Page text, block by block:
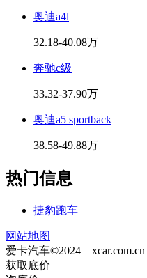
奥迪a4l
32.18-40.08万
奔驰c级
33.32-37.90万
奥迪a5 sportback
38.58-49.88万
热门信息
捷豹跑车
网站地图
爱卡汽车©2024 xcar.com.cn
获取底价